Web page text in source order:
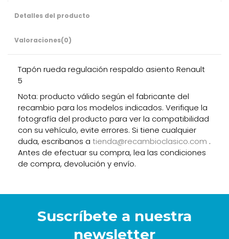
Detalles del producto
Valoraciones(0)
Tapón rueda regulación respaldo asiento Renault
5
Nota: producto válido según el fabricante del
recambio para los modelos indicados. Verifique la
fotografía del producto para ver la compatibilidad
con su vehículo, evite errores. Si tiene cualquier
duda, escribanos a tienda@recambioclasico.com .
Antes de efectuar su compra, lea las condiciones
de compra, devolución y envío.
Suscríbete a nuestra
newsletter